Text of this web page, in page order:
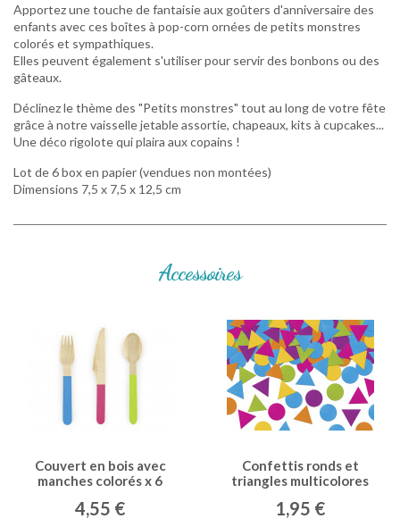
Apportez une touche de fantaisie aux goûters d'anniversaire des
enfants avec ces boîtes à pop-corn ornées de petits monstres
colorés et sympathiques.
Elles peuvent également s'utiliser pour servir des bonbons ou des
gâteaux.
Déclinez le thème des "Petits monstres" tout au long de votre fête
grâce à notre vaisselle jetable assortie, chapeaux, kits à cupcakes...
Une déco rigolote qui plaira aux copains !
Lot de 6 box en papier (vendues non montées)
Dimensions 7,5 x 7,5 x 12,5 cm
Accessoires
Couvert en bois avec
manches colorés x 6
4,55 €
Confettis ronds et
triangles multicolores
1,95 €